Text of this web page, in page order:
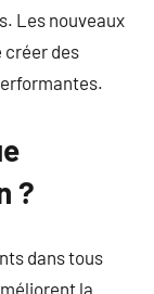
Les nouveaux
des
?
dans tous
la